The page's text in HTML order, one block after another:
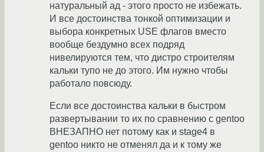
натуральный ад - этого просто не избежать.
И все достоинства тонкой оптимизации и
выбора конкретных USE флагов вместо
вообще бездумно всех подряд
нивелируются тем, что дистро строителям
кальки тупо не до этого. Им нужно чтобы
работало повсюду.
Если все достоинства кальки в быстром
развертывании то их по сравнению с gentoo
ВНЕЗАПНО нет потому как и stage4 в
gentoo никто не отменял да и к тому же